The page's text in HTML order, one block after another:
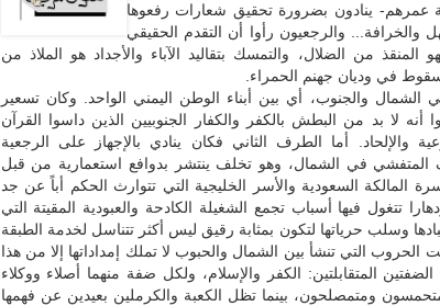
عمرهم- ينادون بضرورة تحقيق شعارات رفعوها
والخرافة... والرجعيون رأوا أن التقدم الحقيقي
المنقذ من الضلال، والتمسك بتقاليد الآباء والأجداد هو الملاذ من
في وديان جهنم الحمراء.
والجنوب، أي بين أبناء الوطن اليمني الواحد. وكان تسعير
لا بد من البطش بالكفر والكفار الجنوبيين الذين داسوا القرآن
والإلحاد. أما الطرف الثاني فكان ينادي بالإجهاز على الرجعية
المتفشي في الشمال، وهو تخلف ينتشر بدوافع استعمارية من قبل
المالكة السعودية والأسر الخليجية التي تتوارث الحكم أباً عن جد
تتغول فيها أسباب تجمع الشغيلة الكادحة والعبودية المقيتة التي
وسلب حرياتها لتكون بمثابة رقيق ليس أكثر تتناسل لخدمة الطبقة
الحروب التي تنشأ بين الشمال والحبوب لا تملك إمداداتها إلا من هذا
المتقابلتين: الكفر والإسلام، ولكل ضفة منهما أصلاء ووكلاء
ومتمصلحون، بينما تظل الكعبة والكرملين بعيدين عن فهمها